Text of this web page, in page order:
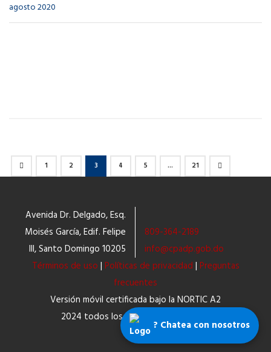
? Chatea con nosotros
agosto 2020
1 2 3 4 5 … 21
Avenida Dr. Delgado, Esq.
Moisés García, Edif. Felipe
III, Santo Domingo 10205
809-364-2189
info@cpadp.gob.do
Términos de uso | Políticas de privacidad | Preguntas
frecuentes
Versión móvil certificada bajo la NORTIC A2
2024 todos los derechos reservados.